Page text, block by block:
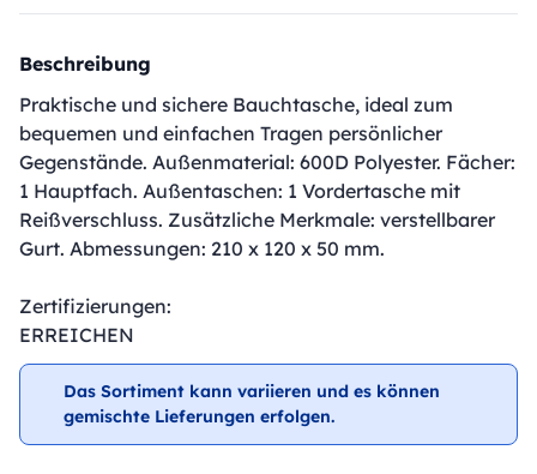
Beschreibung
Praktische und sichere Bauchtasche, ideal zum
bequemen und einfachen Tragen persönlicher
Gegenstände. Außenmaterial: 600D Polyester. Fächer:
1 Hauptfach. Außentaschen: 1 Vordertasche mit
Reißverschluss. Zusätzliche Merkmale: verstellbarer
Gurt. Abmessungen: 210 x 120 x 50 mm.
Zertifizierungen:
ERREICHEN
Das Sortiment kann variieren und es können
gemischte Lieferungen erfolgen.